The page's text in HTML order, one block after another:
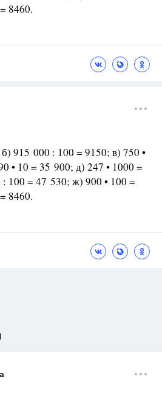
8460.
915 000 : 100 = 9150; в) 750 •
• 10 = 35 900; д) 247 • 1000 =
100 = 47 530; ж) 900 • 100 =
8460.